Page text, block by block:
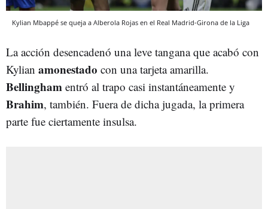
Kylian Mbappé se queja a Alberola Rojas en el Real Madrid-Girona de la Liga
La acción desencadenó una leve tangana que acabó con
Kylian amonestado con una tarjeta amarilla.
Bellingham entró al trapo casi instantáneamente y
Brahim, también. Fuera de dicha jugada, la primera
parte fue ciertamente insulsa.